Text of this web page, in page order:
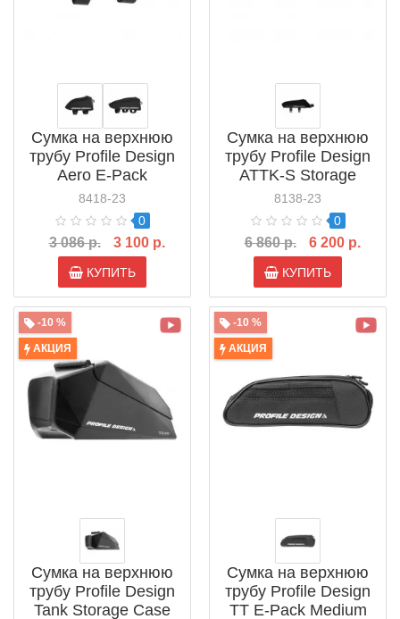
Сумка на верхнюю
трубу Profile Design
Aero E-Pack
(ACAREPACKE1)
8418-23
0
3 086 р. 3 100 р.
КУПИТЬ
Сумка на верхнюю
трубу Profile Design
ATTK-S Storage
Medium
(ACATTKPACK2)
8138-23
0
6 860 р. 6 200 р.
КУПИТЬ
-10 %
АКЦИЯ
Сумка на верхнюю
трубу Profile Design
Tank Storage Case
-10 %
АКЦИЯ
Сумка на верхнюю
трубу Profile Design
TT E-Pack Medium